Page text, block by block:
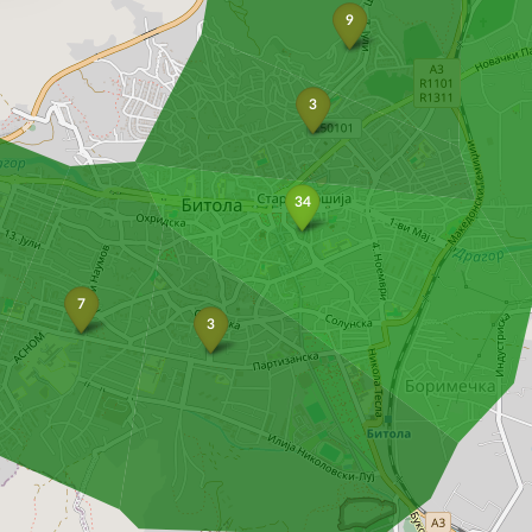
3
34
7
3
9